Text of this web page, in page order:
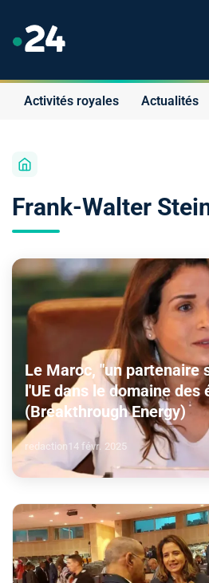
Activités royales Actualités
Frank-Walter
Le Maroc, "un partenaire
l'UE dans le domaine des
(Breakthrough Energy)
redaction14 févr. 2025